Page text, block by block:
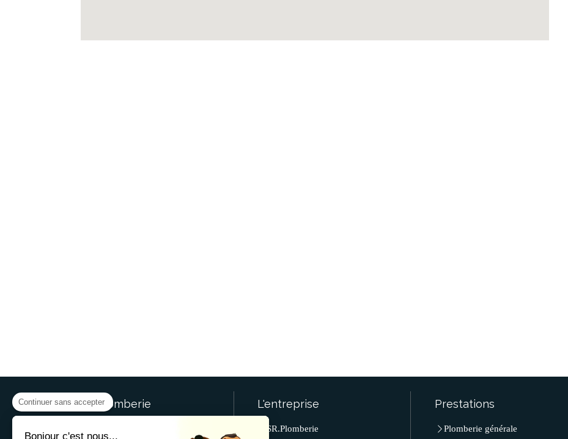
SR.Plomberie L'entreprise
SR.Plomberie
Prestations
Plomberie générale
Continuer sans accepter
Bonjour c'est nous...